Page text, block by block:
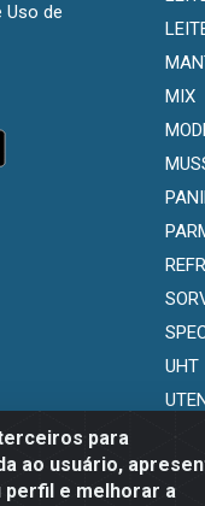
para
ao usuário,
perfil e melhorar a
Uso de
MIX
UHT
LTDA - Avenida